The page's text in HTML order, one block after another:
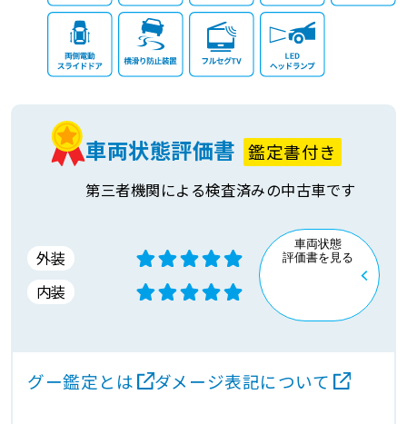
車両状態評価書 鑑定書付き
第三者機関による検査済みの中古車です
外装
内装
車両状態
評価書を見る
グー鑑定とは ダメージ表記について